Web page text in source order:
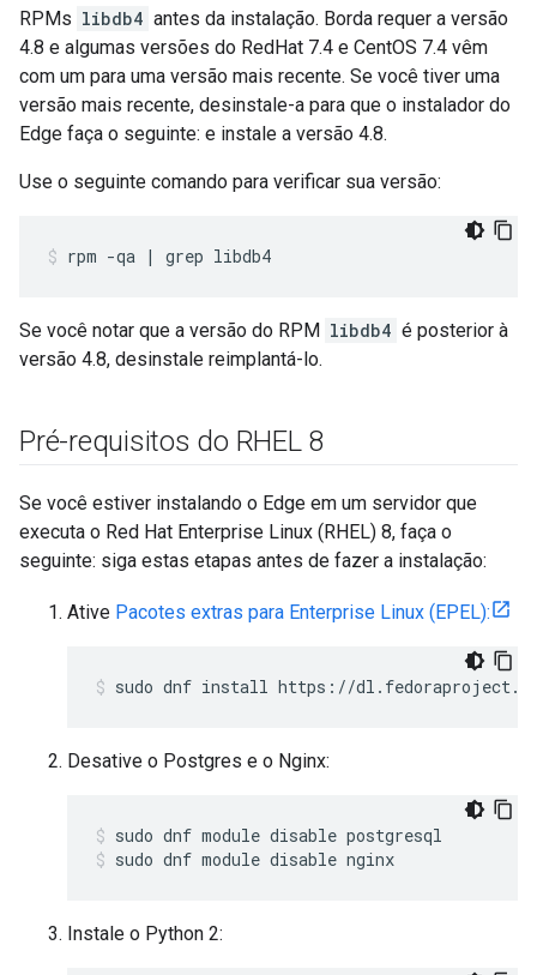
RPMs libdb4 antes da instalação. Borda requer a versão
4.8 e algumas versões do RedHat 7.4 e CentOS 7.4 vêm
com um para uma versão mais recente. Se você tiver uma
versão mais recente, desinstale-a para que o instalador do
Edge faça o seguinte: e instale a versão 4.8.
Use o seguinte comando para verificar sua versão:
rpm -qa | grep libdb4
Se você notar que a versão do RPM libdb4 é posterior à
versão 4.8, desinstale reimplantá-lo.
Pré-requisitos do RHEL 8
Se você estiver instalando o Edge em um servidor que
executa o Red Hat Enterprise Linux (RHEL) 8, faça o
seguinte: siga estas etapas antes de fazer a instalação:
Ative Pacotes extras para Enterprise Linux (EPEL):
sudo dnf install https://
Desative o Postgres e o Nginx:
sudo dnf module disable nginx
Instale o Python 2: